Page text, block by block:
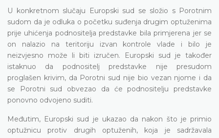
U konkretnom slučaju Europski sud se složio s Porotnim
sudom da je odluka o početku suđenja drugim optuženima
prije uhićenja podnositelja predstavke bila primjerena jer se
on nalazio na teritoriju izvan kontrole vlade i bilo je
neizvjesno može li biti izručen. Europski sud je također
istaknuo da podnositelj predstavke nije presudom
proglašen krivim, da Porotni sud nije bio vezan njome i da
se Porotni sud obvezao da će podnositelju predstavke
ponovno odvojeno suditi.
Međutim, Europski sud je ukazao da nakon što je primio
optužnicu protiv drugih optuženih, koja je sadržavala